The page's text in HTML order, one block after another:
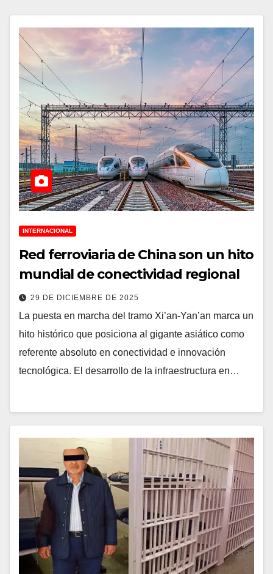
INTERNACIONAL
Red ferroviaria de China son un hito
mundial de conectividad regional
29 DE DICIEMBRE DE 2025
La puesta en marcha del tramo Xi’an-Yan’an marca un
hito histórico que posiciona al gigante asiático como
referente absoluto en conectividad e innovación
tecnológica. El desarrollo de la infraestructura en…